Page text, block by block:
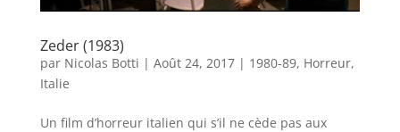
Zeder (1983)
par Nicolas Botti | Août 24, 2017| 1980-89, Horreur,
Italie
Un film d’horreur italien qui s’il ne cède pas aux